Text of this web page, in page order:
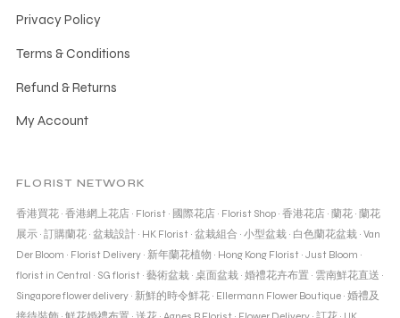
Privacy Policy
Terms & Conditions
Refund & Returns
My Account
FLORIST NETWORK
香港買花· 香港網上花店· Florist · 國際花店· Florist Shop· 香港花店· 蘭花· 蘭花
展示· 訂購蘭花· 盆栽設計· HK Florist · 盆栽組合 · 小型盆栽· 白色蘭花盆栽· Van
Der Bloom · Florist Delivery· 新年蘭花植物 · Hong Kong Florist · Just Bloom ·
florist in Central · SG florist · 藝術盆栽· 桌面盆栽· 婚禮花卉布置 · 雲南鮮花直送 ·
Singapore flower delivery· 新鮮的時令鮮花· Ellermann Flower Boutique· 婚禮及